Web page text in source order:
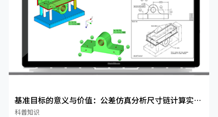
基准目标的意义与价值：公差仿真分析尺寸链计算实战
案例国产DT...
科普知识